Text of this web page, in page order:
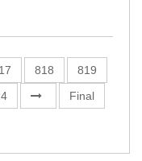
818
819
Final